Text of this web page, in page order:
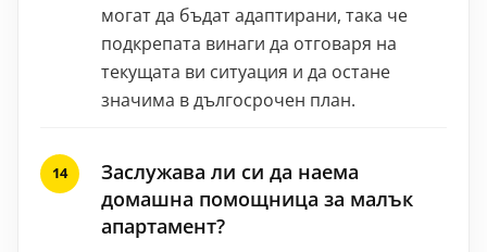
могат да бъдат адаптирани, така че
подкрепата винаги да отговаря на
текущата ви ситуация и да остане
значима в дългосрочен план.
Заслужава ли си да наема
домашна помощница за малък
апартамент?